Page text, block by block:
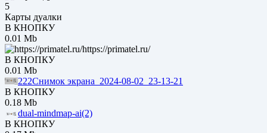
5
Карты дуалки
В КНОПКУ
0.01 Mb
https://primatel.ru/
В КНОПКУ
0.01 Mb
222Снимок экрана_2024-08-02_23-13-21
В КНОПКУ
0.18 Mb
dual-mindmap-ai(2)
В КНОПКУ